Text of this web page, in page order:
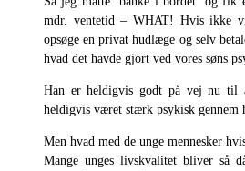
mdr. ventetid – WHAT! Hvis ikke
opsøge en privat hudlæge og selv
hvad det havde gjort ved vores søns
Han er heldigvis godt på vej nu
heldigvis været stærk psykisk gennem
Men hvad med de unge mennesker
Mange unges livskvalitet bliver så